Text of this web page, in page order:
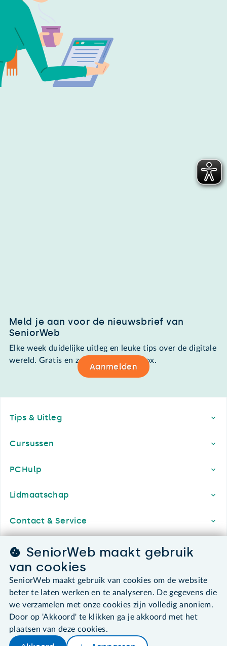
Meld je aan voor de nieuwsbrief van
SeniorWeb
Elke week duidelijke uitleg en leuke tips over de digitale
wereld. Gratis en zomaar in de mailbox.
Aanmelden
Tips & Uitleg
Cursussen
PCHulp
Lidmaatschap
Contact & Service
Over SeniorWeb
SeniorWeb.
De computerhulp voor u.
030 - 276 99 65
leden@seniorweb.nl
SeniorWeb maakt gebruik
van cookies
SeniorWeb maakt gebruik van cookies om de website
beter te laten werken en te analyseren. De gegevens die
we verzamelen met onze cookies zijn volledig anoniem.
Door op 'Akkoord' te klikken ga je akkoord met het
plaatsen van deze cookies.